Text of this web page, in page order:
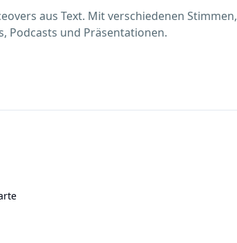
aus Text. Mit verschiedenen Stimmen,
Podcasts und Präsentationen.